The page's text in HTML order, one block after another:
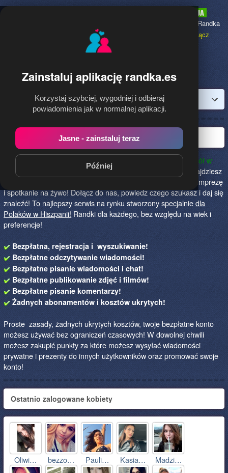
Zainstaluj aplikację randka.es
Korzystaj szybciej, wygodniej i odbieraj
powiadomienia jak w normalnej aplikacji.
Jasne - zainstaluj teraz
Później
to najpopularniejsza Randka
dołącz
Zaloguj
Polska randka w Hiszpanii
Randka.es to najlepszy sposób na poznanie nowych przyjaciół w
Hiszpanii!
Określ czego szukasz i skończ z samotnością! Znajdziesz
tu osoby szukające miłości lub przygody, chętne na randkę, imprezę
i spotkanie na żywo! Dołącz do nas, powiedz czego szukasz i daj się
znaleźć! To najlepszy serwis na rynku stworzony specjalniedla
Polaków w Hiszpanii! Randki dla każdego, bez względu na wiek i
preferencje!
Bezpłatna, rejestracja i wyszukiwanie!
Bezpłatne odczytywanie wiadomości!
Bezpłatne pisanie wiadomości i chat!
Bezpłatne publikowanie zdjęć i filmów!
Bezpłatne pisanie komentarzy!
Żadnych abonamentów i kosztów ukrytych!
Proste zasady, żadnych ukrytych kosztów, twoje bezpłatne konto
możesz używać bez ograniczeń czasowych! W dowolnej chwili
możesz zakupić punkty za które możesz wysyłać wiadomości
prywatne i prezenty do innych użytkowników oraz promować swoje
konto!
Ostatnio zalogowane kobiety
Oliwi… bezzo… Pauli… Kasia… Madzi…